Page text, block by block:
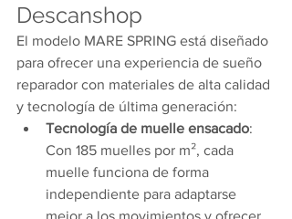
Descanshop
El modelo MARE SPRING está diseñado
para ofrecer una experiencia de sueño
reparador con materiales de alta calidad
y tecnología de última generación:
Tecnología de muelle ensacado:
Con 185 muelles por m², cada
muelle funciona de forma
independiente para adaptarse